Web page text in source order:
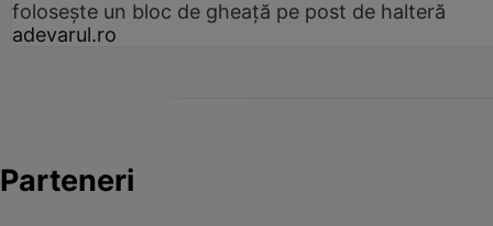
folosește un bloc de gheață pe post de halteră
adevarul.ro
Parteneri